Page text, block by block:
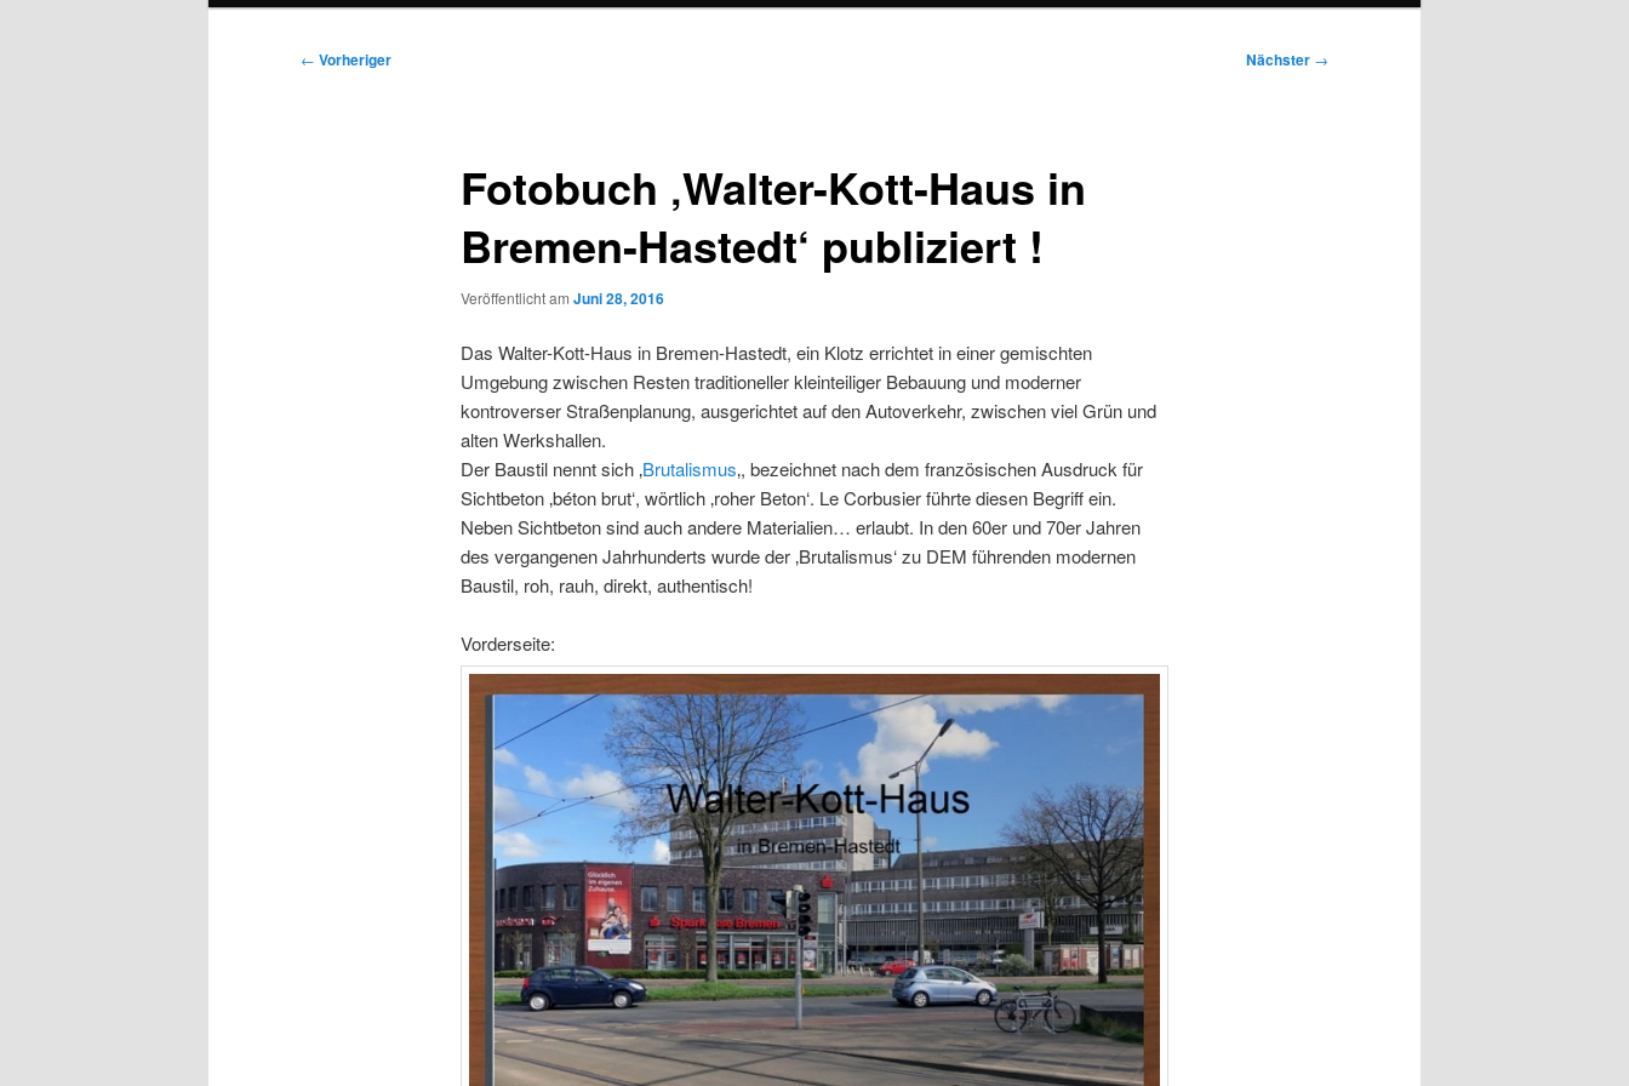
Beitragsnavigation
← Vorheriger Nächster →
Fotobuch ‚Walter-Kott-Haus in
Bremen-Hastedt‘ publiziert !
Veröffentlicht am Juni 28, 2016
Das Walter-Kott-Haus in Bremen-Hastedt, ein Klotz errichtet in einer gemischten
Umgebung zwischen Resten traditioneller kleinteiliger Bebauung und moderner
kontroverser Straßenplanung, ausgerichtet auf den Autoverkehr, zwischen viel Grün und
alten Werkshallen.
Der Baustil nennt sich ‚Brutalismus‚, bezeichnet nach dem französischen Ausdruck für
Sichtbeton ‚béton brut‘, wörtlich ‚roher Beton‘. Le Corbusier führte diesen Begriff ein.
Neben Sichtbeton sind auch andere Materialien… erlaubt. In den 60er und 70er Jahren
des vergangenen Jahrhunderts wurde der ‚Brutalismus‘ zu DEM führenden modernen
Baustil, roh, rauh, direkt, authentisch!
Vorderseite: